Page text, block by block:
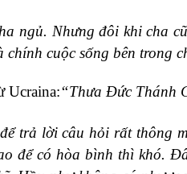
ngủ. Nhưng đôi khi cha
cuộc sống bên trong
Ucraina:“Thưa Đức Thánh
trả lời câu hỏi rất thông
để có hòa bình thì khó.